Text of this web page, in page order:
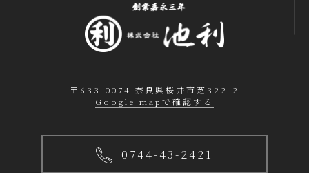
〒633-0074 奈良県桜井市芝322-2
Google mapで確認する
0744-43-2421